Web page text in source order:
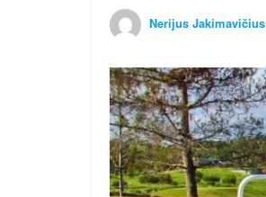
Nerijus Jakimavičius